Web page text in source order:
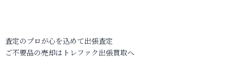
査定のプロが心を込めて出張査定
ご不要品の売却はトレファク出張買取へ